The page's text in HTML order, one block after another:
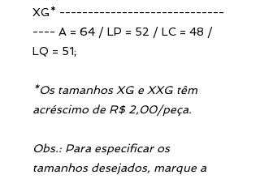
XG* -----------------------------
---- A = 64 / LP = 52 / LC = 48 /
LQ = 51;
*Os tamanhos XG e XXG têm
acréscimo de R$ 2,00/peça.
Obs.: Para especificar os
tamanhos desejados, marque a